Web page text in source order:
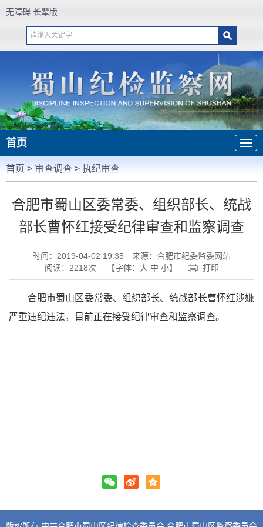
无障碍 长辈版
首页
首页 > 审查调查 > 执纪审查
合肥市蜀山区委常委、组织部长、统战
部长曹怀红接受纪律审查和监察调查
时间：2019-04-02 19:35
来源：合肥市纪委监委网站
阅读： 2218次 【字体： 大 中 小】 打印
合肥市蜀山区委常委、组织部长、统战部长曹怀红涉嫌
严重违纪违法，目前正在接受纪律审查和监察调查。